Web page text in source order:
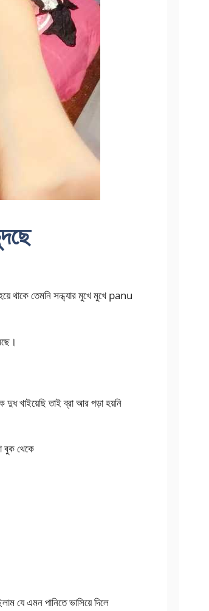
তেমনি সন্ধ্যার মুখে মুখে panu
খাইয়েছি তাই ব্রা আর পড়া হয়নি
বুক থেকে
যে এমন পানিতে ভাসিয়ে দিলে